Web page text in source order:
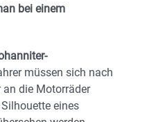
bei einem
müssen sich nach
die Motorräder
eines